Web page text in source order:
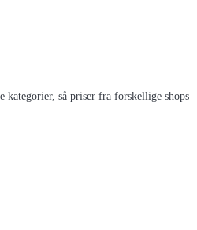
kategorier, så priser fra forskellige shops